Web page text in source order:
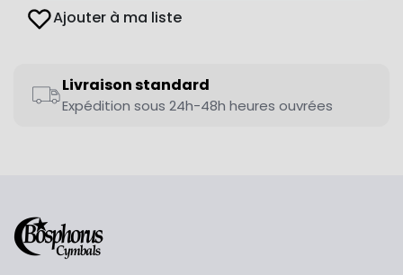
Ajouter à ma liste
Livraison standard
Expédition sous 24h-48h heures ouvrées